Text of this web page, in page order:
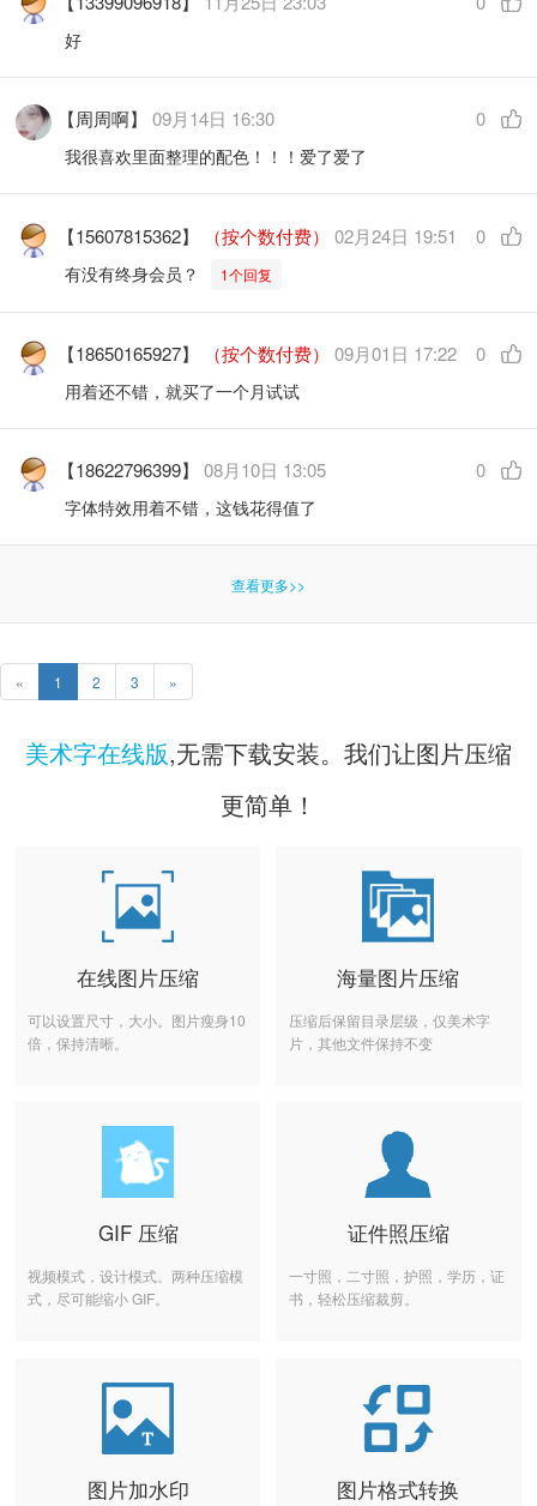
好
【周周啊】09月14日 16:30 0
我很喜欢里面整理的配色！！！爱了爱了
【15607815362】 （按个数付费） 02月24日 19:51 0
有没有终身会员？ 1个回复
【18650165927】 （按个数付费） 09月01日 17:22 0
用着还不错，就买了一个月试试
【18622796399】08月10日 13:05 0
字体特效用着不错，这钱花得值了
查看更多>>
« 1 2 3 »
美术字在线版,无需下载安装。我们让图片压缩
更简单！
在线图片压缩
可以设置尺寸，大小。图片瘦身10
倍，保持清晰。
海量图片压缩
压缩后保留目录层级，仅美术字
片，其他文件保持不变
GIF 压缩
视频模式，设计模式。两种压缩模
式，尽可能缩小 GIF。
证件照压缩
一寸照，二寸照，护照，学历，证
书，轻松压缩裁剪。
图片加水印 图片格式转换